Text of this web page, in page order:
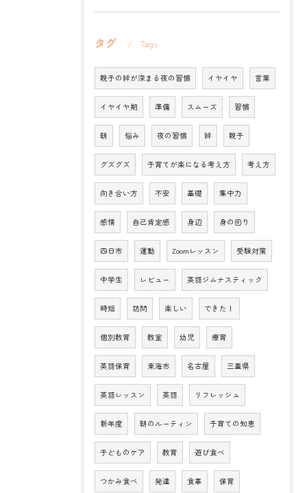
タグ Tags
親子の絆が深まる夜の習慣 イヤイヤ 言葉
イヤイヤ期 準備 スムーズ 習慣
朝 悩み 夜の習慣 絆 親子
グズグズ 子育てが楽になる考え方 考え方
向き合い方 不安 基礎 集中力
感情 自己肯定感 身辺 身の回り
四日市 運動 Zoomレッスン 受験対策
中学生 レビュー 英語ジムナスティック
時短 訪問 楽しい できた！
個別教育 教室 幼児 療育
英語保育 東海市 名古屋 三重県
英語レッスン 英語 リフレッシュ
新年度 朝のルーティン 子育ての知恵
子どものケア 教育 遊び食べ
つかみ食べ 発達 食事 保育